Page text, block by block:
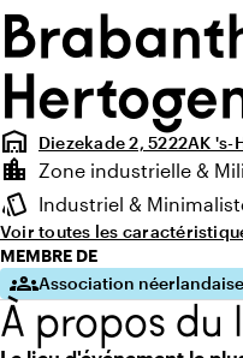
warehouse Diezekade 2, 5222AK
Points forts
location_city
Environnement
Zone industrielle &
style
Ambiance
Industriel &
Voir toutes les
MEMBRE DE
groupsAssociation
À propos du